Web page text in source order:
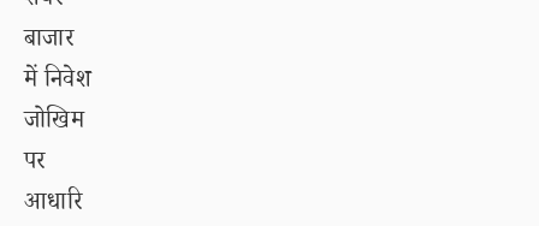
बाजार
में निवेश
जोखिम
पर
आधारि